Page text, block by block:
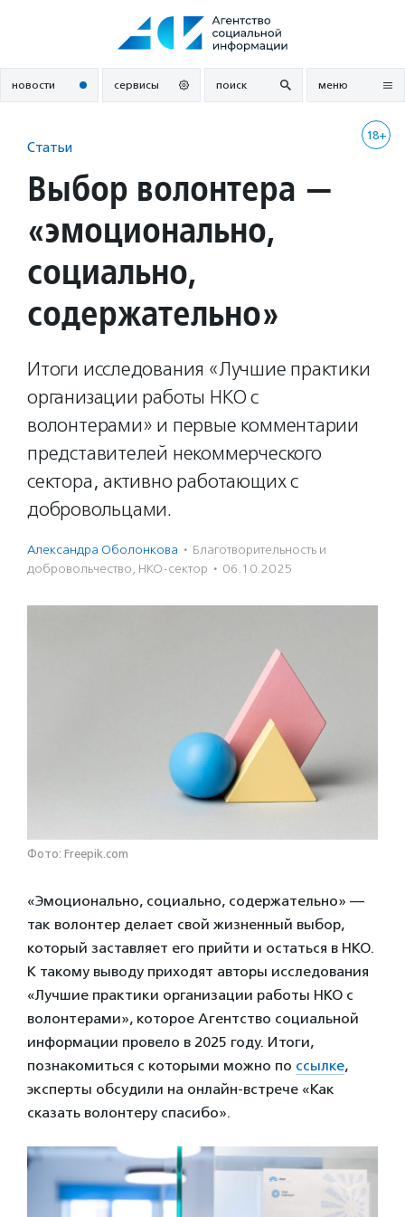
новости сервисы поиск меню
18+
Статьи
Выбор волонтера —
«эмоционально,
социально,
содержательно»
Итоги исследования «Лучшие практики
организации работы НКО с
волонтерами» и первые комментарии
представителей некоммерческого
сектора, активно работающих с
добровольцами.
Александра Оболонкова · Благотвори­тель­ность и
доброволь­чест­во, НКО-сектор · 06.10.2025
Фото: Freepik.com
«Эмоционально, социально, содержательно» —
так волонтер делает свой жизненный выбор,
который заставляет его прийти и остаться в НКО.
К такому выводу приходят авторы исследования
«Лучшие практики организации работы НКО с
волонтерами», которое Агентство социальной
информации провело в 2025 году. Итоги,
познакомиться с которыми можно по ссылке,
эксперты обсудили на онлайн-встрече «Как
сказать волонтеру спасибо».